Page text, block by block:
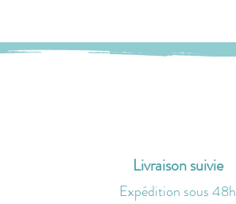
Livraison suivie
Expédition sous 48h